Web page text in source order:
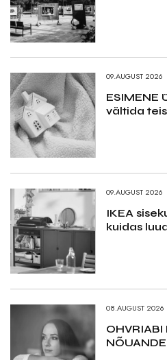
09.AUGUST 2026
ESIMENE
vältida
09.AUGUST 2026
IKEA
kuidas
08.AUGUST 2026
OHVRIABI